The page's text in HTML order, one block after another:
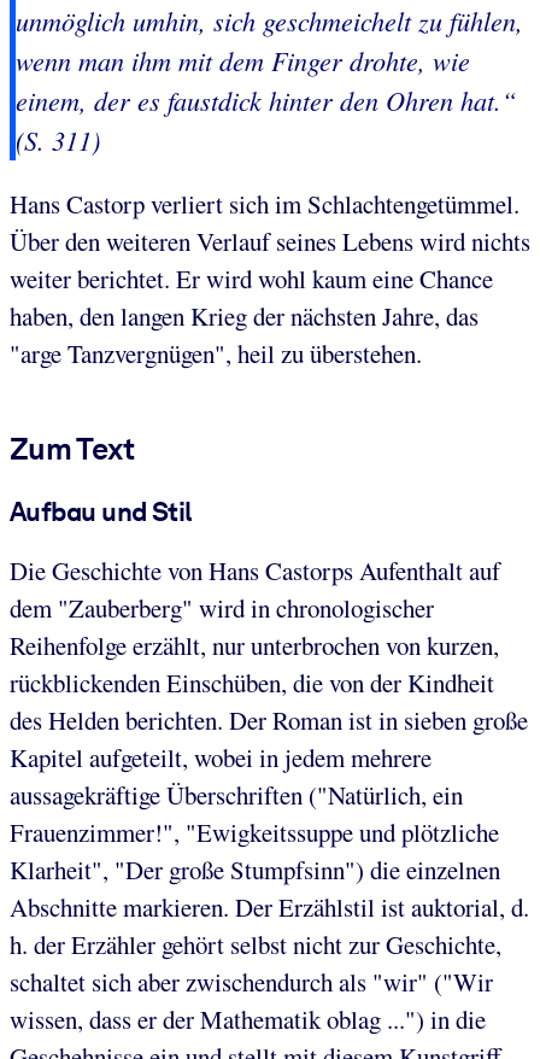
unmöglich umhin, sich geschmeichelt zu fühlen,
wenn man ihm mit dem Finger drohte, wie
einem, der es faustdick hinter den Ohren hat.“
(S. 311)
Hans Castorp verliert sich im Schlachtengetümmel.
Über den weiteren Verlauf seines Lebens wird nichts
weiter berichtet. Er wird wohl kaum eine Chance
haben, den langen Krieg der nächsten Jahre, das
"arge Tanzvergnügen", heil zu überstehen.
Zum Text
Aufbau und Stil
Die Geschichte von Hans Castorps Aufenthalt auf
dem "Zauberberg" wird in chronologischer
Reihenfolge erzählt, nur unterbrochen von kurzen,
rückblickenden Einschüben, die von der Kindheit
des Helden berichten. Der Roman ist in sieben große
Kapitel aufgeteilt, wobei in jedem mehrere
aussagekräftige Überschriften ("Natürlich, ein
Frauenzimmer!", "Ewigkeitssuppe und plötzliche
Klarheit", "Der große Stumpfsinn") die einzelnen
Abschnitte markieren. Der Erzählstil ist auktorial, d.
h. der Erzähler gehört selbst nicht zur Geschichte,
schaltet sich aber zwischendurch als "wir" ("Wir
wissen, dass er der Mathematik oblag ...") in die